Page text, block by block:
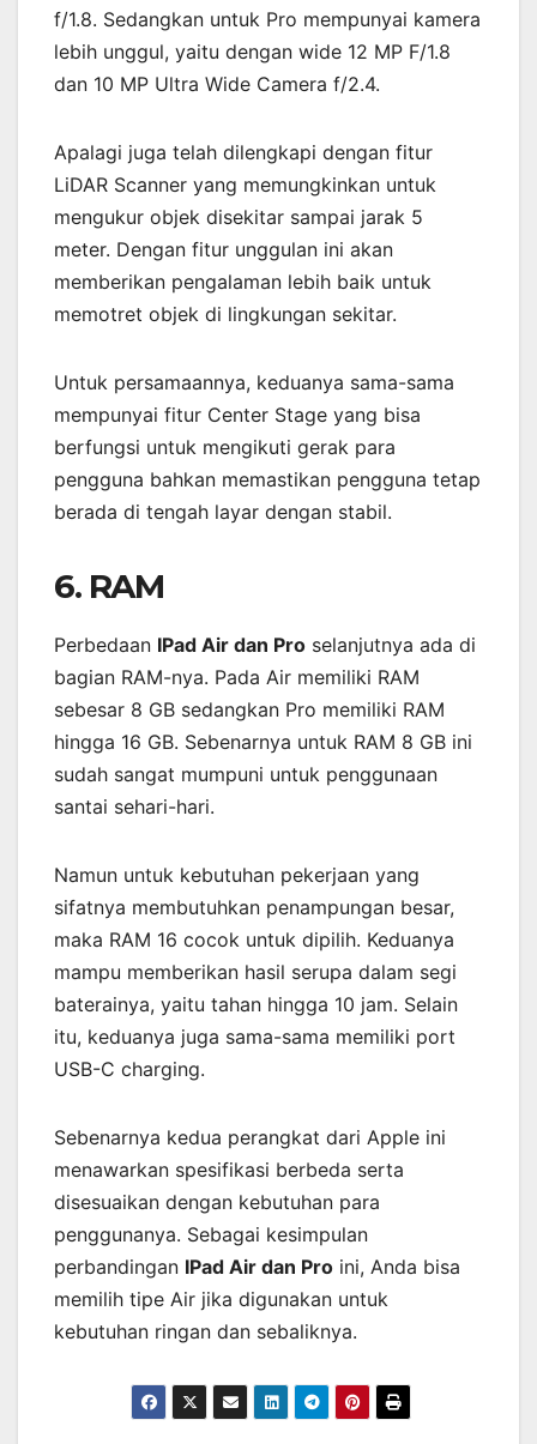
f/1.8. Sedangkan untuk Pro mempunyai kamera
lebih unggul, yaitu dengan wide 12 MP F/1.8
dan 10 MP Ultra Wide Camera f/2.4.
Apalagi juga telah dilengkapi dengan fitur
LiDAR Scanner yang memungkinkan untuk
mengukur objek disekitar sampai jarak 5
meter. Dengan fitur unggulan ini akan
memberikan pengalaman lebih baik untuk
memotret objek di lingkungan sekitar.
Untuk persamaannya, keduanya sama-sama
mempunyai fitur Center Stage yang bisa
berfungsi untuk mengikuti gerak para
pengguna bahkan memastikan pengguna tetap
berada di tengah layar dengan stabil.
6. RAM
Perbedaan IPad Air dan Pro selanjutnya ada di
bagian RAM-nya. Pada Air memiliki RAM
sebesar 8 GB sedangkan Pro memiliki RAM
hingga 16 GB. Sebenarnya untuk RAM 8 GB ini
sudah sangat mumpuni untuk penggunaan
santai sehari-hari.
Namun untuk kebutuhan pekerjaan yang
sifatnya membutuhkan penampungan besar,
maka RAM 16 cocok untuk dipilih. Keduanya
mampu memberikan hasil serupa dalam segi
baterainya, yaitu tahan hingga 10 jam. Selain
itu, keduanya juga sama-sama memiliki port
USB-C charging.
Sebenarnya kedua perangkat dari Apple ini
menawarkan spesifikasi berbeda serta
disesuaikan dengan kebutuhan para
penggunanya. Sebagai kesimpulan
perbandingan IPad Air dan Pro ini, Anda bisa
memilih tipe Air jika digunakan untuk
kebutuhan ringan dan sebaliknya.